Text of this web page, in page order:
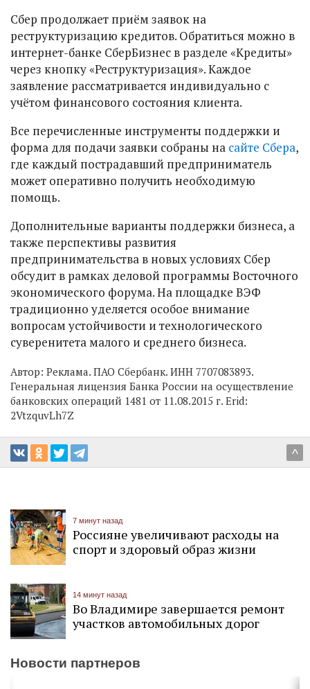
Сбер продолжает приём заявок на
реструктуризацию кредитов. Обратиться можно в
интернет-банке СберБизнес в разделе «Кредиты»
через кнопку «Реструктуризация». Каждое
заявление рассматривается индивидуально с
учётом финансового состояния клиента.
Все перечисленные инструменты поддержки и
форма для подачи заявки собраны на сайте Сбера,
где каждый пострадавший предприниматель
может оперативно получить необходимую
помощь.
Дополнительные варианты поддержки бизнеса, а
также перспективы развития
предпринимательства в новых условиях Сбер
обсудит в рамках деловой программы Восточного
экономического форума. На площадке ВЭФ
традиционно уделяется особое внимание
вопросам устойчивости и технологического
суверенитета малого и среднего бизнеса.
Автор: Реклама. ПАО Сбербанк. ИНН 7707083893.
Генеральная лицензия Банка России на осуществление
банковских операций 1481 от 11.08.2015 г. Erid:
2VtzquvLh7Z
^
7 минут назад
Россияне увеличивают расходы на
спорт и здоровый образ жизни
14 минут назад
Во Владимире завершается ремонт
участков автомобильных дорог
Новости партнеров